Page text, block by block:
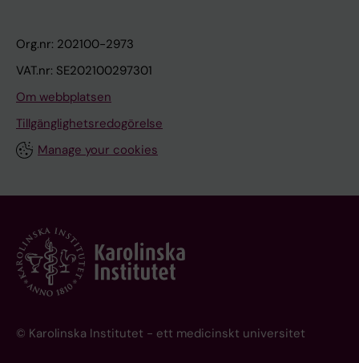
Org.nr: 202100-2973
VAT.nr: SE202100297301
Om webbplatsen
Tillgänglighetsredogörelse
Manage your cookies
© Karolinska Institutet - ett medicinskt universitet